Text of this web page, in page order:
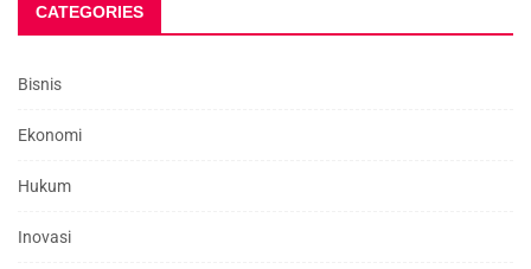
CATEGORIES
Bisnis
Ekonomi
Hukum
Inovasi